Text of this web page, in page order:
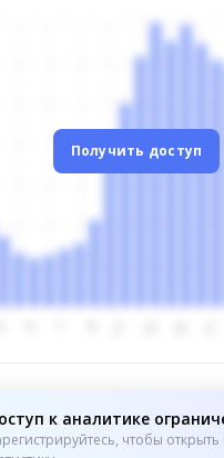
Получить доступ
к аналитике
чтобы